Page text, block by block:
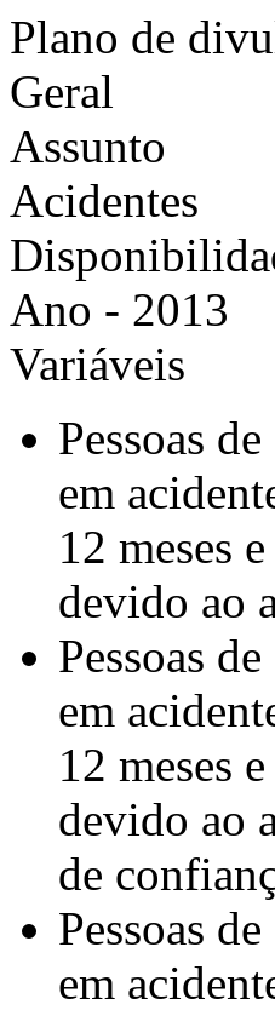
Plano de
Geral
Assunto
Acidentes
Ano - 2013
Variáveis
Pessoas
em
12 meses
devido ao
Pessoas
em
12 meses
devido ao
de
Pessoas
em